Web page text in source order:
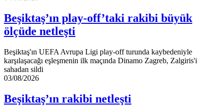
off’taki
rakibi
büyük
netleşti
Beşiktaş’ın play-off’taki rakibi büyük
ölçüde netleşti
Beşiktaş'ın UEFA Avrupa Ligi play-off turunda kaybedeniyle
karşılaşacağı eşleşmenin ilk maçında Dinamo Zagreb, Zalgiris'i
sahadan sildi
Beşiktaş’ın
netleşti
03/08/2026
Beşiktaş’ın rakibi netleşti